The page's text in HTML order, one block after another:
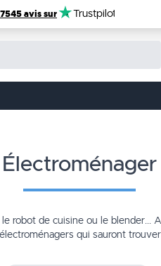
avis sur Trustpilot
électroménager
robot de cuisine ou le
qui sauront